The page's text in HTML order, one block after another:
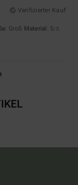
Verifizierter Kauf
: Groß Material: 5/5